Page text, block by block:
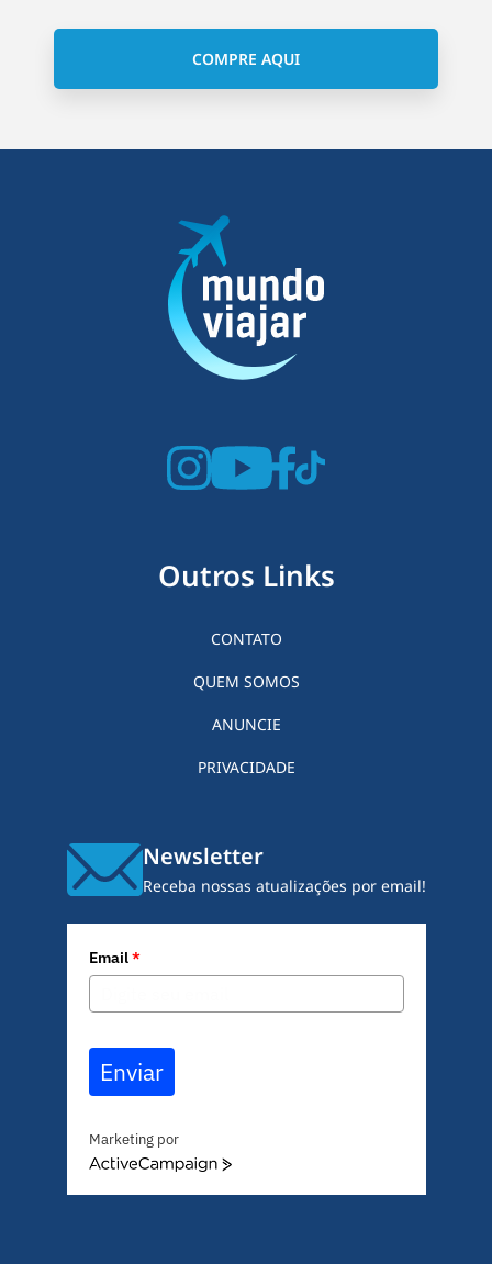
COMPRE AQUI
Outros Links
CONTATO
QUEM SOMOS
ANUNCIE
PRIVACIDADE
Newsletter
Receba nossas atualizações por email!
Email*
Enviar
Marketing por
A